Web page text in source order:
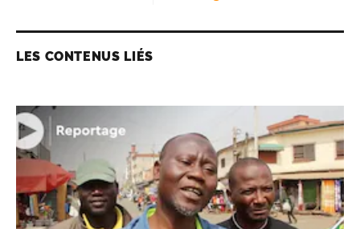
LES CONTENUS LIÉS